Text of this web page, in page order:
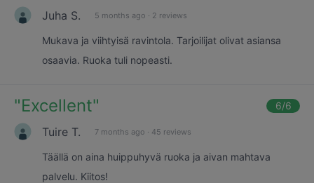
Juha S. 5 months ago · 2 reviews
Mukava ja viihtyisä ravintola. Tarjoilijat olivat asiansa
osaavia. Ruoka tuli nopeasti.
"Excellent" 6/6
Tuire T. 7 months ago · 45 reviews
Täällä on aina huippuhyvä ruoka ja aivan mahtava
palvelu. Kiitos!